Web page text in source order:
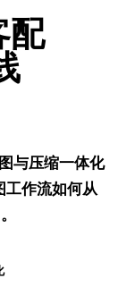
配
与压缩一体化
作流如何从